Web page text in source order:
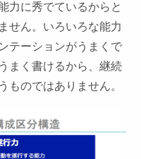
力に秀でているからと
せん。いろいろな能力
テーションがうまくで
まく書けるから、継続
ものではありません。